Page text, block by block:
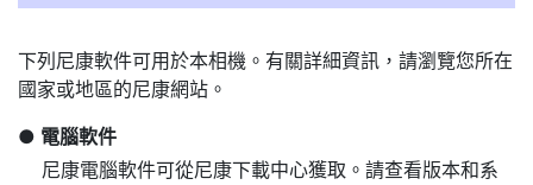
下列尼康軟件可用於本相機。有關詳細資訊，請瀏覽您所在
國家或地區的尼康網站。
電腦軟件
尼康電腦軟件可從尼康下載中心獲取。請查看版本和系